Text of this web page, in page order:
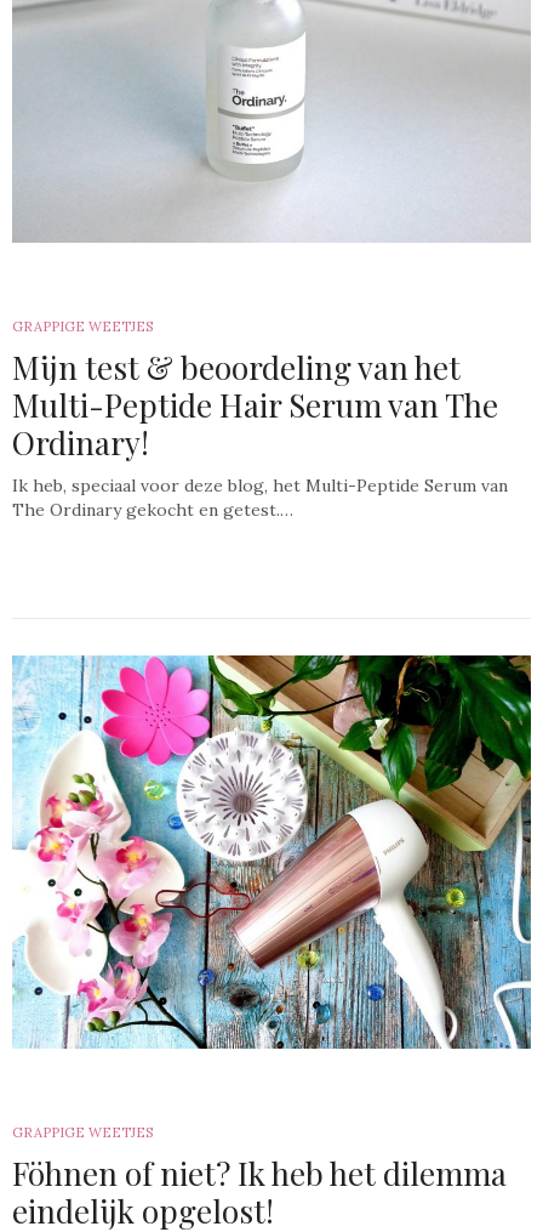
GRAPPIGE WEETJES
Mijn test & beoordeling van het
Multi-Peptide Hair Serum van The
Ordinary!
Ik heb, speciaal voor deze blog, het Multi-Peptide Serum van
The Ordinary gekocht en getest.…
GRAPPIGE WEETJES
Föhnen of niet? Ik heb het dilemma
eindelijk opgelost!